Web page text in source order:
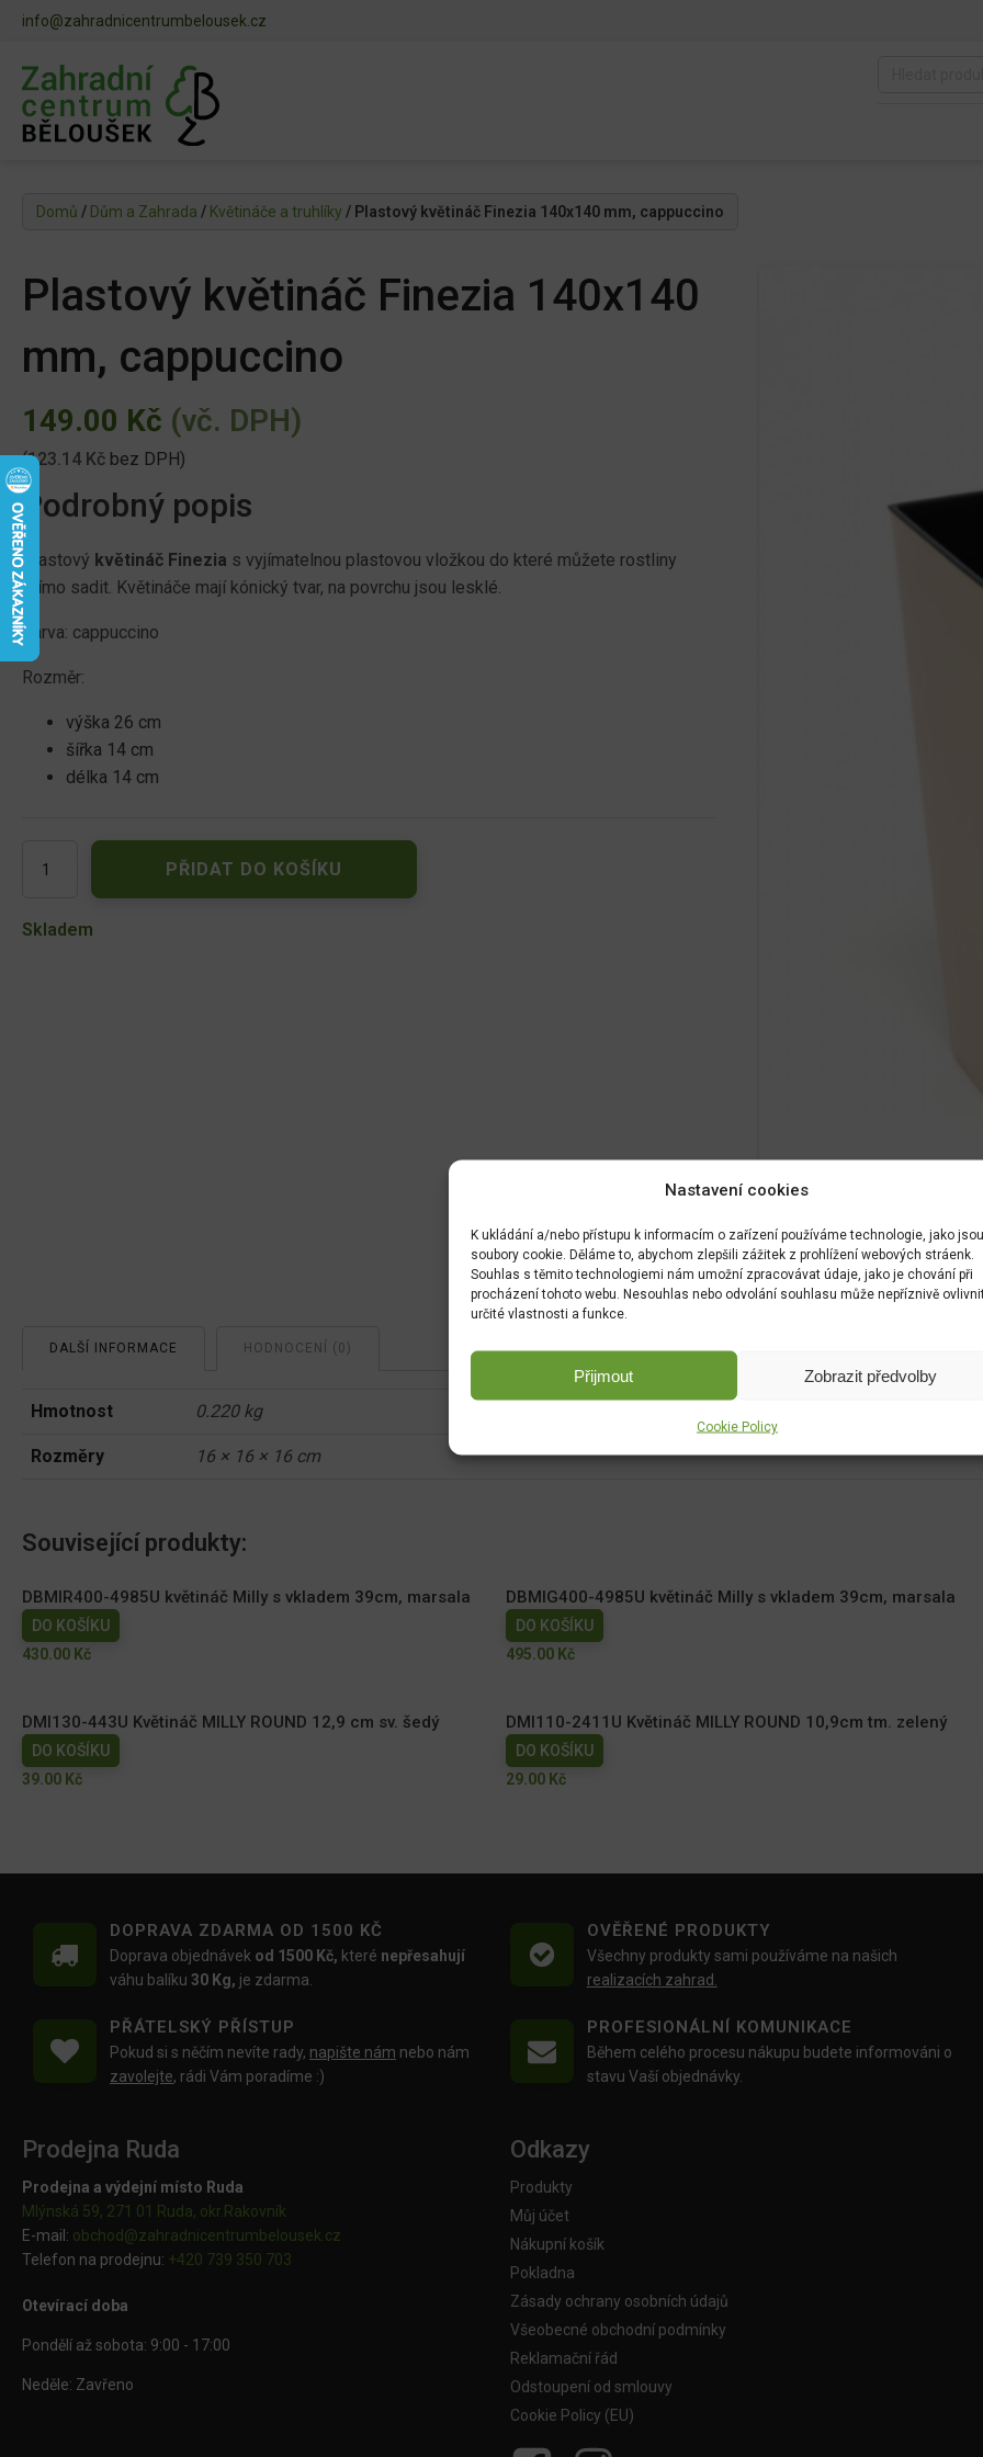
Nastavení cookies
K ukládání a/nebo přístupu k informacím o zařízení používáme technologie, jako jsou
soubory cookie. Děláme to, abychom zlepšili zážitek z prohlížení webových stráenk.
Souhlas s těmito technologiemi nám umožní zpracovávat údaje, jako je chování při
procházení tohoto webu. Nesouhlas nebo odvolání souhlasu může nepříznivě
určité vlastnosti a funkce.
Přijmout Zobrazit předvolby
Cookie Policy
info@zahradnicentrumbelousek.cz
Domů / Dům a Zahrada / Květináče a truhlíky / Plastový květináč Finezia 140x140 mm, cappuccino
Plastový květináč Finezia 140x140
mm, cappuccino
149.00 Kč (vč. DPH)
(123.14 Kč bez DPH)
Podrobný popis
Plastový květináč Finezia s vyjímatelnou plastovou vložkou do které můžete rostliny
přímo sadit. Květináče mají kónický tvar, na povrchu jsou lesklé.
Barva: cappuccino
Rozměr:
výška 26 cm
šířka 14 cm
délka 14 cm
květináč
140x140
PŘIDAT DO KOŠÍKU
Skladem
DALŠÍ INFORMACE HODNOCENÍ (0)
Hmotnost 0.220 kg
Rozměry 16 × 16 × 16 cm
Související produkty:
DBMIR400-4985U květináč Milly s vkladem 39cm, marsala
DO KOŠÍKU
430.00 Kč
DBMIG400-4985U květináč Milly s vkladem 39cm, marsala
DO KOŠÍKU
495.00 Kč
DMI130-443U Květináč MILLY ROUND 12,9 cm sv. šedý
DO KOŠÍKU
39.00 Kč
DMI110-2411U Květináč MILLY ROUND 10,9cm tm. zelený
DO KOŠÍKU
29.00 Kč
DOPRAVA ZDARMA OD 1500 KČ
Doprava objednávek od 1500 Kč, které nepřesahují
váhu balíku30 Kg, je zdarma.
OVĚŘENÉ PRODUKTY
Všechny produkty sami používáme na našich
realizacích zahrad.
PŘÁTELSKÝ PŘÍSTUP
Pokud si s něčím nevíte rady, napište nám nebo nám
zavolejte, rádi Vám poradíme :)
PROFESIONÁLNÍ KOMUNIKACE
Během celého procesu nákupu budete informováni o
stavu Vaší objednávky.
Prodejna Ruda
Prodejna a výdejní místo Ruda
Mlýnská 59, 271 01 Ruda, okr.Rakovník
E-mail: obchod@zahradnicentrumbelousek.cz
Telefon na prodejnu: +420 739 350 703
Otevírací doba
Pondělí až sobota: 9:00 - 17:00
Neděle: Zavřeno
Odkazy
Produkty
Můj účet
Nákupní košík
Pokladna
Zásady ochrany osobních údajů
Všeobecné obchodní podmínky
Reklamační řád
Odstoupení od smlouvy
Cookie Policy (EU)